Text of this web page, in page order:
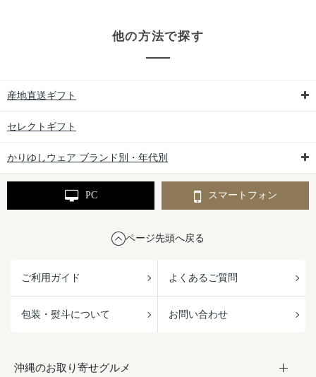
他の方法で探す
産地直送ギフト
セレクトギフト
かりゆしウェア ブランド別・年代別
PC スマートフォン
ページ先頭へ戻る
ご利用ガイド よくあるご質問
包装・熨斗について お問い合わせ
沖縄のお取り寄せグルメ